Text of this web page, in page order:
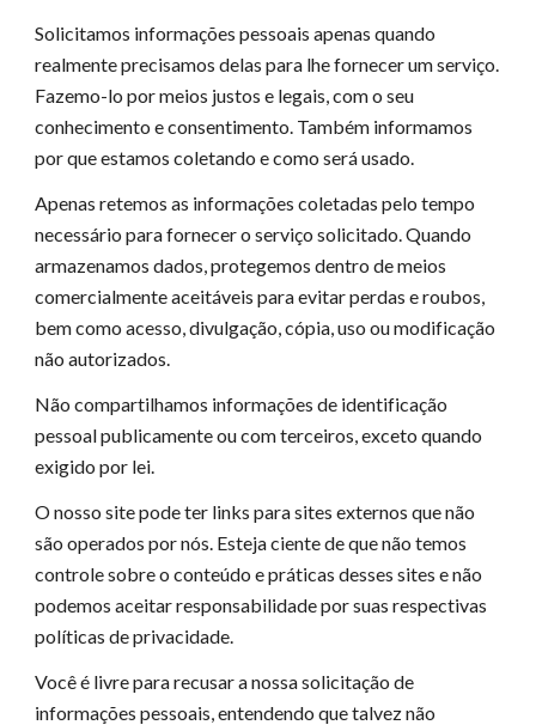
Solicitamos informações pessoais apenas quando
realmente precisamos delas para lhe fornecer um serviço.
Fazemo-lo por meios justos e legais, com o seu
conhecimento e consentimento. Também informamos
por que estamos coletando e como será usado.
Apenas retemos as informações coletadas pelo tempo
necessário para fornecer o serviço solicitado. Quando
armazenamos dados, protegemos dentro de meios
comercialmente aceitáveis ​​para evitar perdas e roubos,
bem como acesso, divulgação, cópia, uso ou modificação
não autorizados.
Não compartilhamos informações de identificação
pessoal publicamente ou com terceiros, exceto quando
exigido por lei.
O nosso site pode ter links para sites externos que não
são operados por nós. Esteja ciente de que não temos
controle sobre o conteúdo e práticas desses sites e não
podemos aceitar responsabilidade por suas respectivas
políticas de privacidade.
Você é livre para recusar a nossa solicitação de
informações pessoais, entendendo que talvez não